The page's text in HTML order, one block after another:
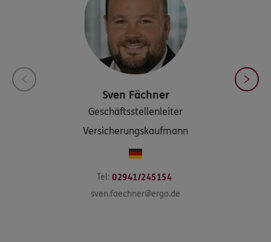
Sven Fächner
Geschäftsstellenleiter
Versicherungskaufmann
Tel: 02941/245154
sven.faechner@ergo.de